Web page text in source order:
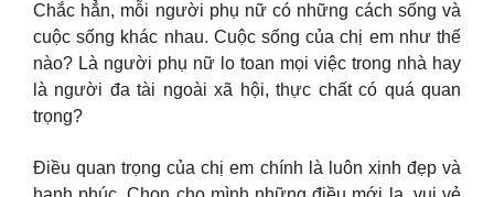
Chắc hẳn, mỗi người phụ nữ có những cách sống và
cuộc sống khác nhau. Cuộc sống của chị em như thế
nào? Là người phụ nữ lo toan mọi việc trong nhà hay
là người đa tài ngoài xã hội, thực chất có quá quan
trọng?
Điều quan trọng của chị em chính là luôn xinh đẹp và